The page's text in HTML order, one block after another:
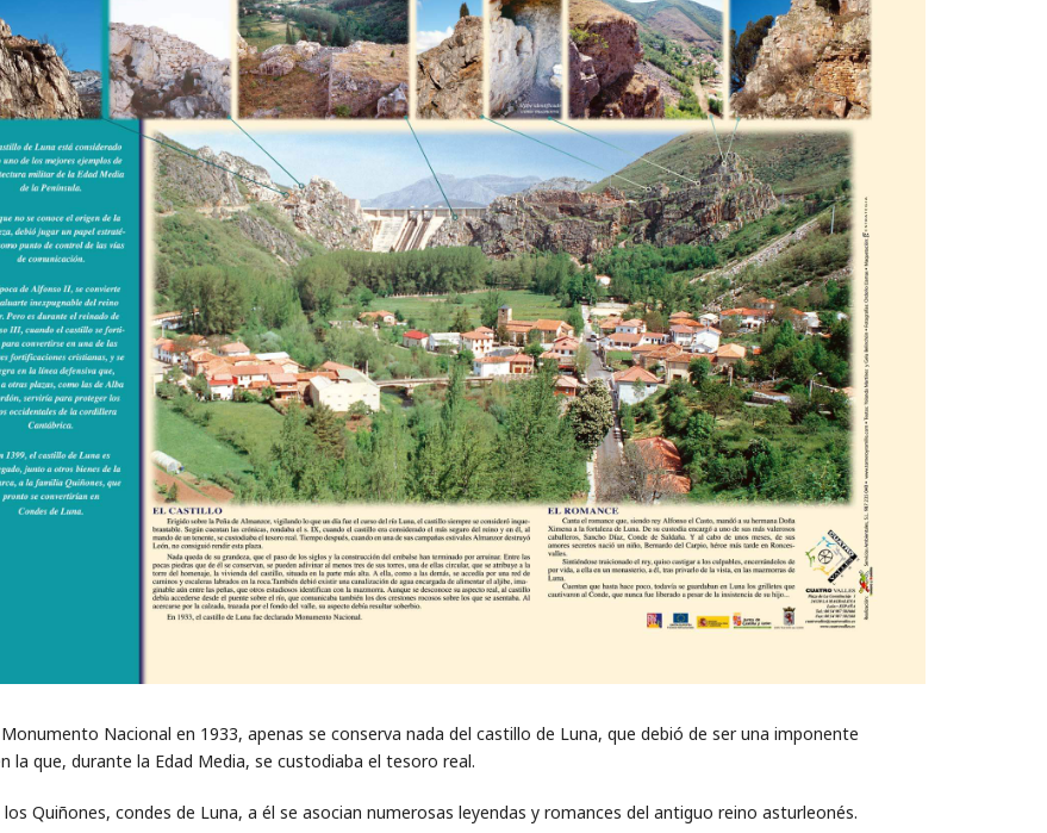
Nacional en 1933, apenas se conserva nada del castillo de Luna, que debió de ser una imponente
la que, durante la Edad Media, se custodiaba el tesoro real.
Quiñones, condes de Luna, a él se asocian numerosas leyendas y romances del antiguo reino asturleonés.